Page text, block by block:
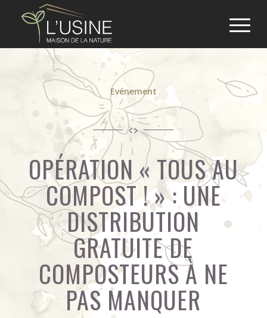
Evénement
OPÉRATION « TOUS AU
COMPOST ! » : UNE
DISTRIBUTION
GRATUITE DE
COMPOSTEURS À NE
PAS MANQUER